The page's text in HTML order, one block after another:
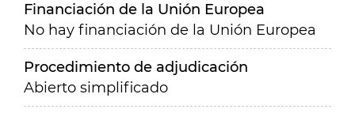
Financiación de la Unión Europea
No hay financiación de la Unión Europea
Procedimiento de adjudicación
Abierto simplificado